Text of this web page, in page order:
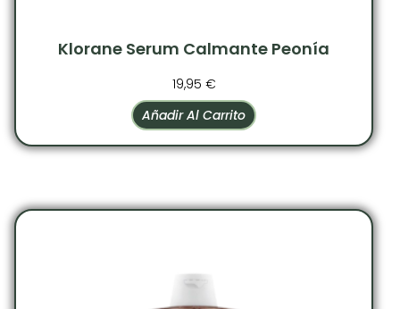
Klorane Serum Calmante Peonía
19,95 €
Añadir Al Carrito